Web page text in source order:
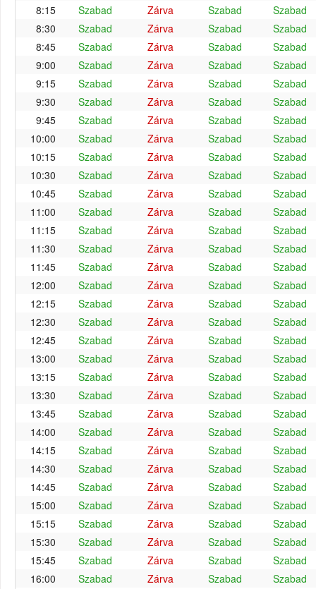
8:15
Szabad Zárva Szabad
Szabad
8:30
Szabad Zárva Szabad
Szabad
8:45
Szabad Zárva Szabad
Szabad
9:00
Szabad Zárva Szabad
Szabad
9:15
Szabad Zárva Szabad
Szabad
9:30
Szabad Zárva Szabad
Szabad
9:45
Szabad Zárva Szabad
Szabad
10:00
Szabad Zárva Szabad
Szabad
10:15
Szabad Zárva Szabad
Szabad
10:30
Szabad Zárva Szabad
Szabad
10:45
Szabad Zárva Szabad
Szabad
11:00
Szabad Zárva Szabad
Szabad
11:15
Szabad Zárva Szabad
Szabad
11:30
Szabad Zárva Szabad
Szabad
11:45
Szabad Zárva Szabad
Szabad
12:00
Szabad Zárva Szabad
Szabad
12:15
Szabad Zárva Szabad
Szabad
12:30
Szabad Zárva Szabad
Szabad
12:45
Szabad Zárva Szabad
Szabad
13:00
Szabad Zárva Szabad
Szabad
13:15
Szabad Zárva Szabad
Szabad
13:30
Szabad Zárva Szabad
Szabad
13:45
Szabad Zárva Szabad
Szabad
14:00
Szabad Zárva Szabad
Szabad
14:15
Szabad Zárva Szabad
Szabad
14:30
Szabad Zárva Szabad
Szabad
14:45
Szabad Zárva Szabad
Szabad
15:00
Szabad Zárva Szabad
Szabad
15:15
Szabad Zárva Szabad
Szabad
15:30
Szabad Zárva Szabad
Szabad
15:45
Szabad Zárva Szabad
Szabad
16:00
Szabad Zárva Szabad
Szabad